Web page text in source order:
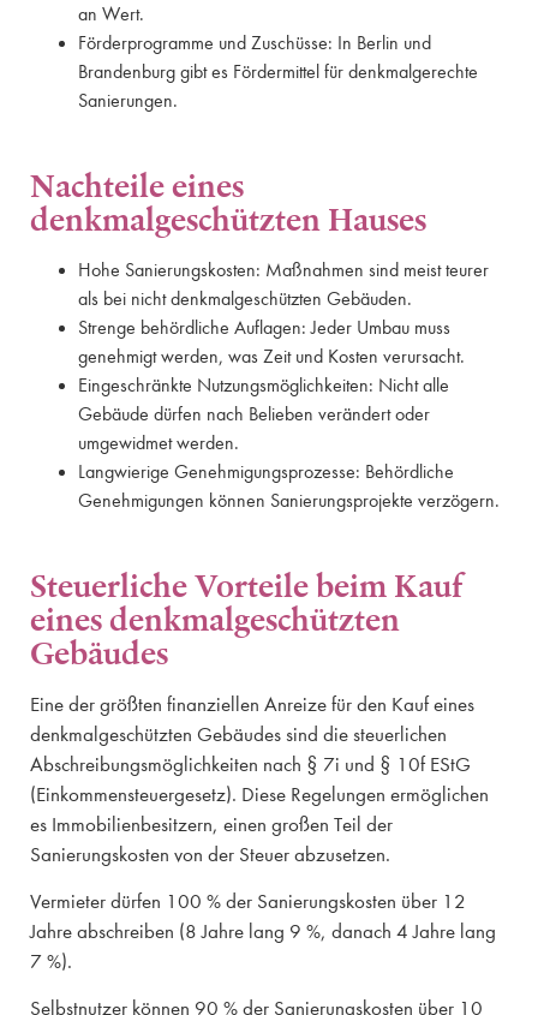
an Wert.
Förderprogramme und Zuschüsse: In Berlin und
Brandenburg gibt es Fördermittel für denkmalgerechte
Sanierungen.
Nachteile eines
denkmalgeschützten Hauses
Hohe Sanierungskosten: Maßnahmen sind meist teurer
als bei nicht denkmalgeschützten Gebäuden.
Strenge behördliche Auflagen: Jeder Umbau muss
genehmigt werden, was Zeit und Kosten verursacht.
Eingeschränkte Nutzungsmöglichkeiten: Nicht alle
Gebäude dürfen nach Belieben verändert oder
umgewidmet werden.
Langwierige Genehmigungsprozesse: Behördliche
Genehmigungen können Sanierungsprojekte verzögern.
Steuerliche Vorteile beim Kauf
eines denkmalgeschützten
Gebäudes
Eine der größten finanziellen Anreize für den Kauf eines
denkmalgeschützten Gebäudes sind die steuerlichen
Abschreibungsmöglichkeiten nach § 7i und § 10f EStG
(Einkommensteuergesetz). Diese Regelungen ermöglichen
es Immobilienbesitzern, einen großen Teil der
Sanierungskosten von der Steuer abzusetzen.
Vermieter dürfen 100 % der Sanierungskosten über 12
Jahre abschreiben (8 Jahre lang 9 %, danach 4 Jahre lang
7 %).
Selbstnutzer können 90 % der Sanierungskosten über 10